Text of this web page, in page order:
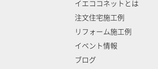
イエココネットとは
注文住宅施工例
リフォーム施工例
イベント情報
ブログ